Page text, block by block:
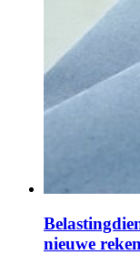
nieuwe